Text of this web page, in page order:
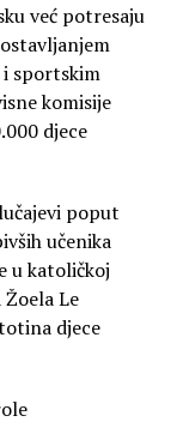
već potresaju
i sportskim
komisije
djece
poput
učenika
u katoličkoj
Le
djece